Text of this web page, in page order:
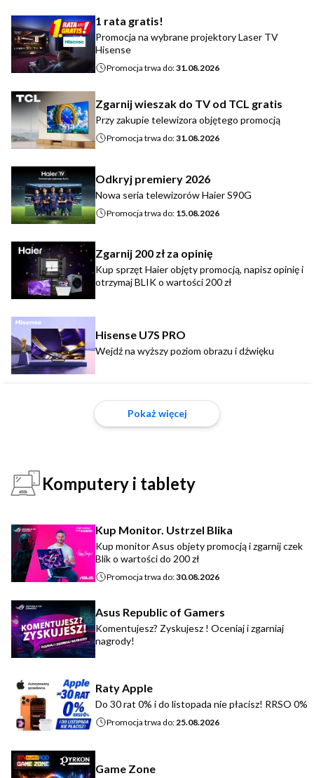
1 rata gratis!
Promocja na wybrane projektory Laser TV
Hisense
Promocja trwa do:31.08.2026
Zgarnij wieszak do TV od TCL gratis
Przy zakupie telewizora objętego promocją
Promocja trwa do:31.08.2026
Odkryj premiery 2026
Nowa seria telewizorów Haier S90G
Promocja trwa do: 15.08.2026
Zgarnij 200 zł za opinię
Kup sprzęt Haier objęty promocją, napisz opinię i
otrzymaj BLIK o wartości 200 zł
Hisense U7S PRO
Wejdź na wyższy poziom obrazu i dźwięku
Pokaż więcej
Komputery i tablety
Kup Monitor. Ustrzel Blika
Kup monitor Asus objety promocją i zgarnij czek
Blik o wartości do 200 zł
Promocja trwa do:30.08.2026
Asus Republic of Gamers
Komentujesz? Zyskujesz ! Oceniaj i zgarniaj
nagrody!
Raty Apple
Do 30 rat 0% i do listopada nie płacisz! RRSO 0%
Promocja trwa do: 25.08.2026
Game Zone